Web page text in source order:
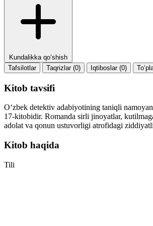
Kundalikka qo‘shish
Tafsilotlar
Taqrizlar (0) Iqtiboslar (0)
Kitob tavsifi
O‘zbek detektiv adabiyotining taniqli
17-kitobidir. Romanda sirli jinoyatlar,
adolat va qonun ustuvorligi atrofidagi
Kitob haqida
Tili